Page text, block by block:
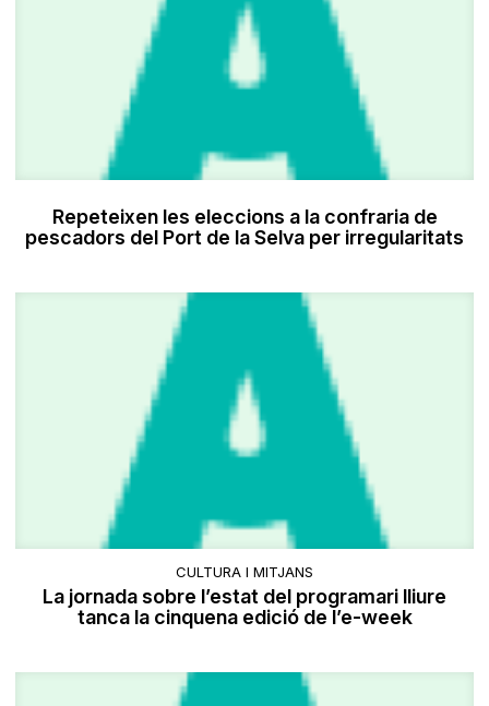
Repeteixen les eleccions a la confraria de
pescadors del Port de la Selva per irregularitats
CULTURA I MITJANS
La jornada sobre l’estat del programari lliure
tanca la cinquena edició de l’e-week